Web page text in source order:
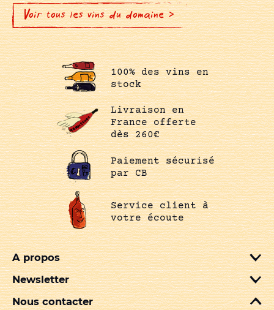
Voir tous les vins du domaine >
100% des vins en
stock
Livraison en
France offerte
dès 260€
Paiement sécurisé
par CB
Service client à
votre écoute
A propos
Newsletter
Nous contacter